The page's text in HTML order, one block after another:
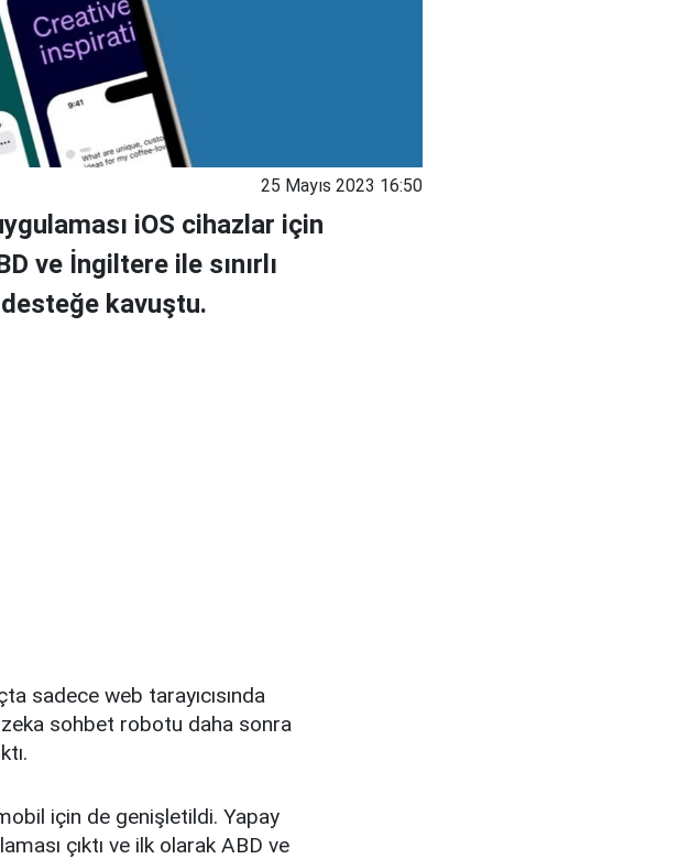
25 Mayıs 2023 16:50
iOS cihazlar için
ve İngiltere ile sınırlı
kavuştu.
sadece web tarayıcısında
zeka sohbet robotu daha sonra
için de genişletildi. Yapay
çıktı ve ilk olarak ABD ve